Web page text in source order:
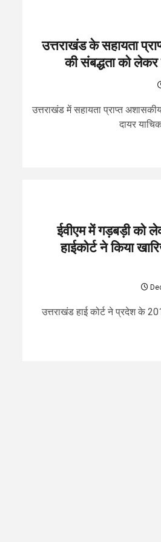
उत्तराखंड के सहायता
की संबद्धता को
उत्तराखंड में सहायता प्राप्त
दायर
ईवीएम में गड़बड़ी को
हाईकोर्ट ने किया
उत्तराखंड हाई कोर्ट ने प्रदेश के